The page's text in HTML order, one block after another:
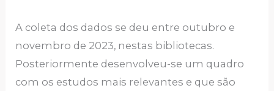
A coleta dos dados se deu entre outubro e
novembro de 2023, nestas bibliotecas.
Posteriormente desenvolveu-se um quadro
com os estudos mais relevantes e que são